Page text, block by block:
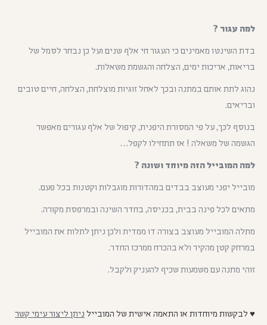
למה עגור ?
בדת השינטו מאמינים כי העגור חי אלף שנים ועל כן נבחר לסמל של
בריאות, אריכות ימים, הצלחה והגשמת משאלות.
נהוג לתת אותם במתנה ובכך לאחל זוגיות מוצלחת, הצלחה, חיים טובים
ובריאים.
בנוסף לכך, על פי המסורת היפנית, קיפול של אלף עגורים מאפשר
הגשמה של משאלה ! אז תתחילו לקפל…
למה המובייל הזה מיוחד ושונה ?
מובייל יפני מעוצב בבדים במהדורות מוגבלות וקטנות בכל פעם.
מתאים לכל פינה בבית, בכניסה, בחדר השינה ובמרפסת מקורה.
מתלה המובייל מעוצב בצורה דו ממדית ולכן ניתן לתלות את המובייל
במרחק קטן מהקיר ולא בהכרח ממרכז החדר.
זוהי מתנה עם משמעות שכיף להעניק ולקבל.
♥ לבקשות מיוחדות או התאמה אישית של המובייל ניתן ליצור עימי קשר